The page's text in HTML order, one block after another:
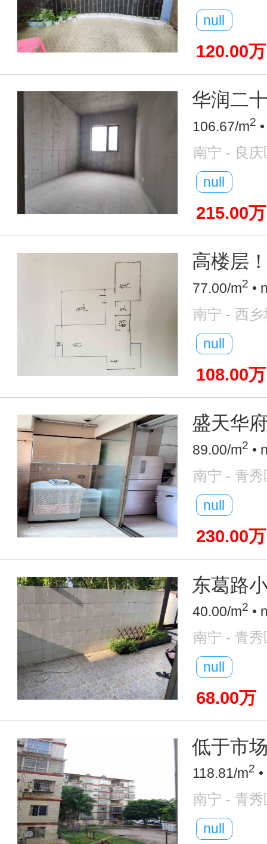
null
120.00万
华润二
106.67/m2
南宁 - 良庆
null
215.00万
高楼层
77.00/m2 •
南宁 - 西乡
null
108.00万
盛天华
89.00/m2 •
南宁 - 青秀
null
230.00万
东葛路
40.00/m2 •
南宁 - 青秀
null
68.00万
低于市
118.81/m2
南宁 - 青秀
null